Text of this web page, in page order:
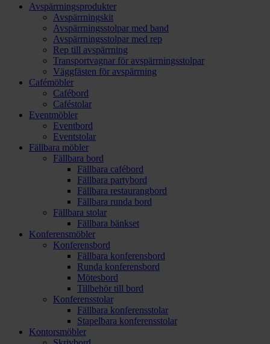
Avspärrningsprodukter
Avspärrningskit
Avspärrningsstolpar med band
Avspärrningsstolpar med rep
Rep till avspärrning
Transportvagnar för avspärrningsstolpar
Väggfästen för avspärrning
Cafémöbler
Cafébord
Caféstolar
Eventmöbler
Eventbord
Eventstolar
Fällbara möbler
Fällbara bord
Fällbara cafébord
Fällbara partybord
Fällbara restaurangbord
Fällbara runda bord
Fällbara stolar
Fällbara bänkset
Konferensmöbler
Konferensbord
Fällbara konferensbord
Runda konferensbord
Mötesbord
Tillbehör till bord
Konferensstolar
Fällbara konferensstolar
Stapelbara konferensstolar
Kontorsmöbler